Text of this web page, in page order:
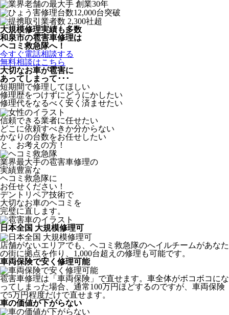
大規模修理実績も多数
和泉市の雹害車修理は
ヘコミ救急隊へ！
今すぐ電話相談する
無料相談はこちら
大切なお車が雹害に
あってしまって･･･
短期間で修理してほしい
修理歴をつけずにどうにかしたい
修理代をなるべく安く済ませたい
信頼できる業者に任せたい
どこに依頼すべきか分からない
かなりの台数をお任せしたい
と、お考えの方！
業界最大手の雹害車修理の
実績豊富な
ヘコミ救急隊に
お任せください！
デントリペア技術で
大切なお車のヘコミを
完璧に直します。
日本全国 大規模修理可
店舗がないエリアでも、ヘコミ救急隊のへイルチームがあなた
の街に拠点を作り、1,000台超えの修理も可能です。
車両保険で安く修理可能
雹害車修理は「車両保険」で直せます。車全体がボコボコにな
ってしまった場合、通常100万円ほどするのですが、車両保険
で5万円程度だけで直せます。
車の価値が下がらない